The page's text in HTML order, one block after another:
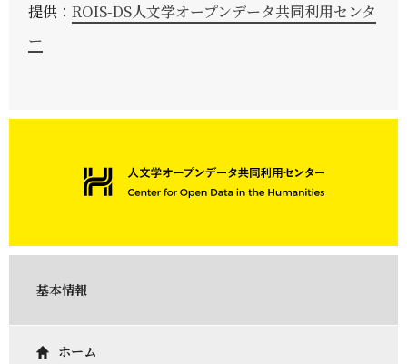
提供：ROIS-DS人文学オープンデータ共同利用センタ
ー
基本情報
ホーム